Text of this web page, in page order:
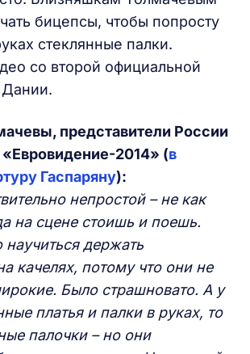
бицепсы, чтобы попросту
стеклянные палки.
со второй официальной
Дании.
представители России
2014» (в
Гаспаряну):
непростой – не как
на сцене стоишь и поешь.
держать
качелях, потому что они не
Было страшновато. А у
платья и палки в руках, то
палочки – но они